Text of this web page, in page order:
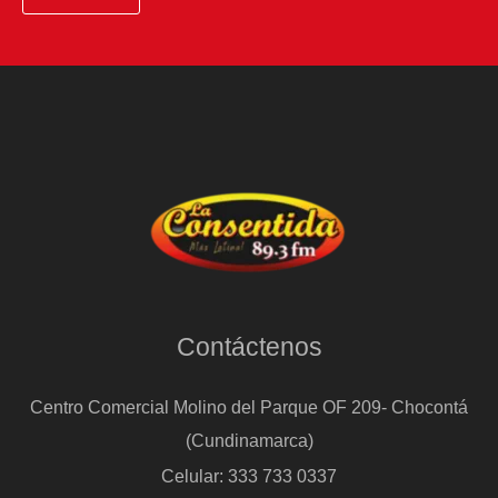
Contáctenos
Centro Comercial Molino del Parque OF 209- Chocontá
(Cundinamarca)
Celular: 333 733 0337